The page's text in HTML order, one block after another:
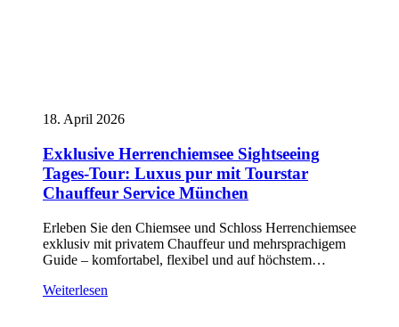
18. April 2026
Exklusive Herrenchiemsee Sightseeing
Tages-Tour: Luxus pur mit Tourstar
Chauffeur Service München
Erleben Sie den Chiemsee und Schloss Herrenchiemsee
exklusiv mit privatem Chauffeur und mehrsprachigem
Guide – komfortabel, flexibel und auf höchstem…
Weiterlesen